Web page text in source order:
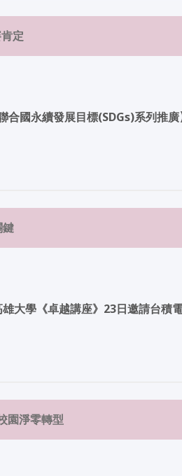
定
合國永續發展目標(SDGs)系列推
鍵
大學《卓越講座》23日邀請台積
園淨零轉型